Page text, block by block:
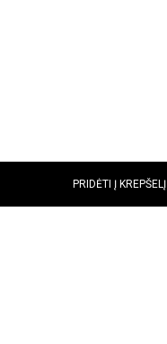
PRIDĖTI Į KREPŠELĮ